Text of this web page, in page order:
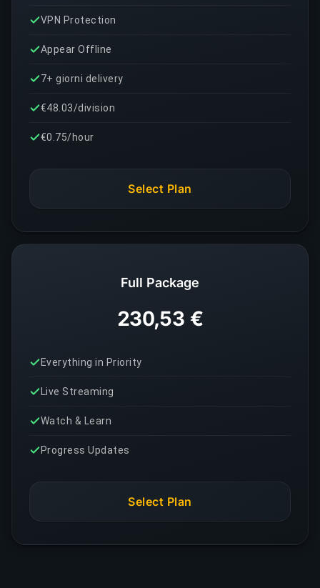
VPN Protection
Appear Offline
7+ giorni delivery
€48.03/division
€0.75/hour
Select Plan
Full Package
230,53 €
Everything in Priority
Live Streaming
Watch & Learn
Progress Updates
Select Plan